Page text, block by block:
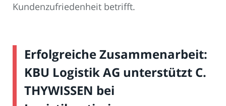
Kundenzufriedenheit betrifft.
Erfolgreiche Zusammenarbeit:
KBU Logistik AG unterstützt C.
THYWISSEN bei